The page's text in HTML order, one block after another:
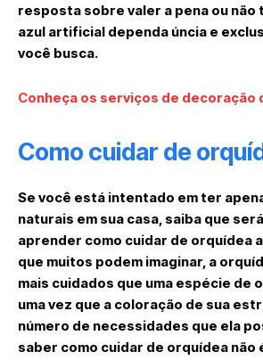
resposta sobre valer a pena ou não
azul artificial dependa úncia e
você busca.
Conheça os serviços de decoração
Como cuidar de
Se você está intentado em ter
naturais em sua casa, saiba que
aprender como cuidar de orquídea
que muitos podem imaginar, a
mais cuidados que uma espécie de
uma vez que a coloração de sua
número de necessidades que ela
saber como cuidar de orquídea não